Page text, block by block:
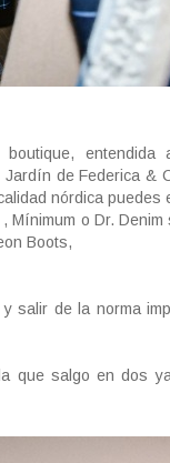
de Federica &
nórdica
o Dr.
Boots,
salir de la norma
que salgo en dos